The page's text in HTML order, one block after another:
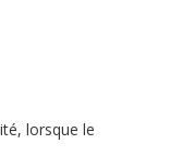
lorsque le